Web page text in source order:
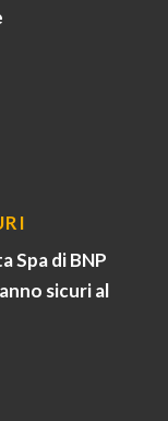
Spa di BNP
sicuri al